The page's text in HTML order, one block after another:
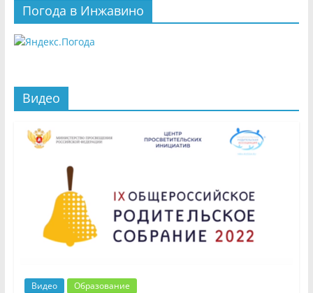
Погода в Инжавино
Видео
Видео Образование